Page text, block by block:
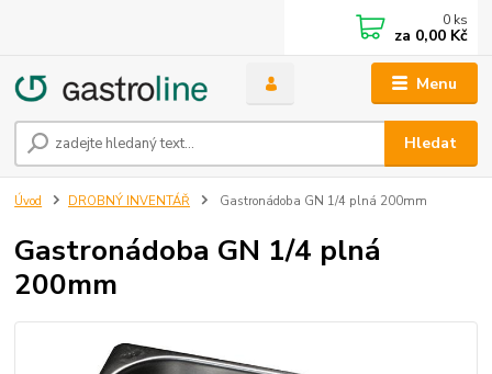
Menu
Hledat
0 ks
za 0,00 Kč
Úvod DROBNÝ INVENTÁŘ Gastronádoba GN 1/4 plná 200mm
Gastronádoba GN 1/4 plná
200mm